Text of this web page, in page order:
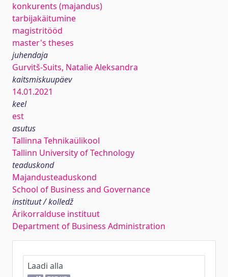
konkurents (majandus)
tarbijakäitumine
magistritööd
master's theses
juhendaja
Gurvitš-Suits, Natalie Aleksandra
kaitsmiskuupäev
14.01.2021
keel
est
asutus
Tallinna Tehnikaülikool
Tallinn University of Technology
teaduskond
Majandusteaduskond
School of Business and Governance
instituut / kolledž
Ärikorralduse instituut
Department of Business Administration
Laadi alla